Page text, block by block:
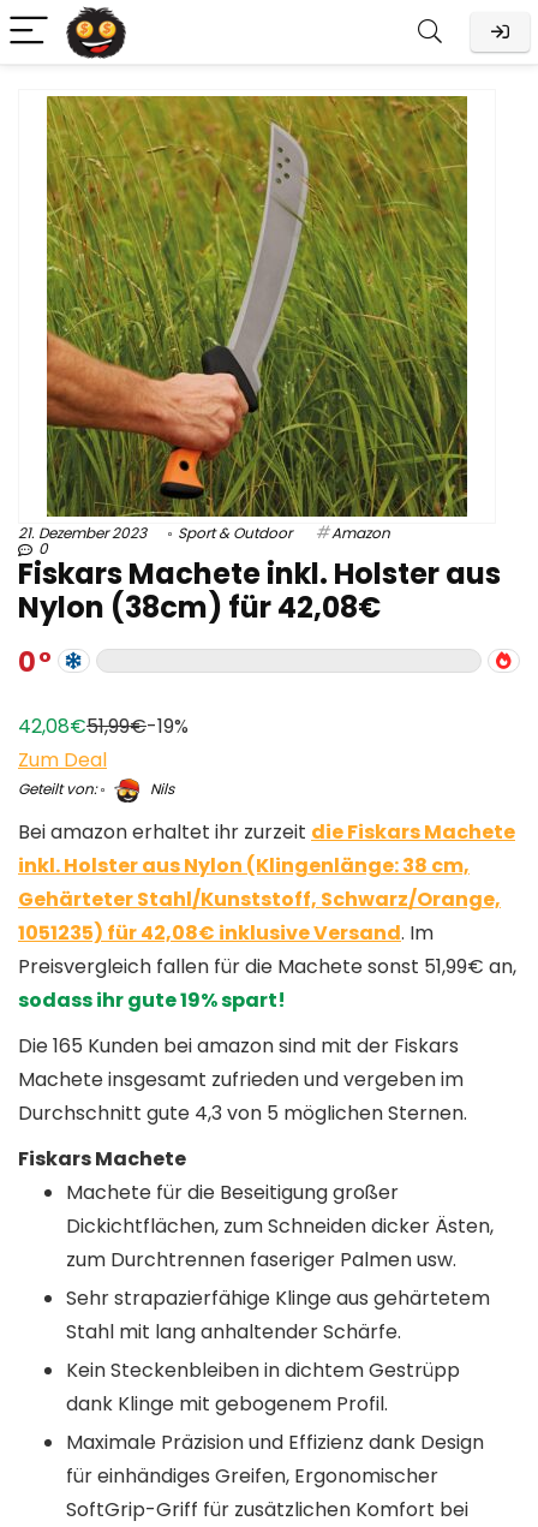
21. Dezember 2023 Sport & Outdoor Amazon
0
Fiskars Machete inkl. Holster aus
Nylon (38cm) für 42,08€
0
42,08€51,99€-19%
Zum Deal
Geteilt von: Nils
Bei amazon erhaltet ihr zurzeit die Fiskars Machete
inkl. Holster aus Nylon (Klingenlänge: 38 cm,
Gehärteter Stahl/Kunststoff, Schwarz/Orange,
1051235) für 42,08€ inklusive Versand. Im
Preisvergleich fallen für die Machete sonst 51,99€ an,
sodass ihr gute 19% spart!
Die 165 Kunden bei amazon sind mit der Fiskars
Machete insgesamt zufrieden und vergeben im
Durchschnitt gute 4,3 von 5 möglichen Sternen.
Fiskars Machete
Machete für die Beseitigung großer
Dickichtflächen, zum Schneiden dicker Ästen,
zum Durchtrennen faseriger Palmen usw.
Sehr strapazierfähige Klinge aus gehärtetem
Stahl mit lang anhaltender Schärfe.
Kein Steckenbleiben in dichtem Gestrüpp
dank Klinge mit gebogenem Profil.
Maximale Präzision und Effizienz dank Design
für einhändiges Greifen, Ergonomischer
SoftGrip-Griff für zusätzlichen Komfort bei